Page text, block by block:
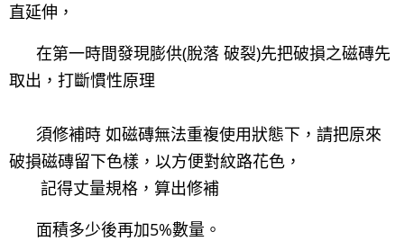
直延伸，
在第一時間發現膨供(脫落 破裂)先把破損之磁磚先
取出，打斷慣性原理
須修補時 如磁磚無法重複使用狀態下，請把原來
破損磁磚留下色樣，以方便對紋路花色，
記得丈量規格，算出修補
面積多少後再加5%數量。